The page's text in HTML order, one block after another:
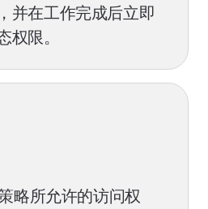
并在工作完成后立即
权限。
略所允许的访问权